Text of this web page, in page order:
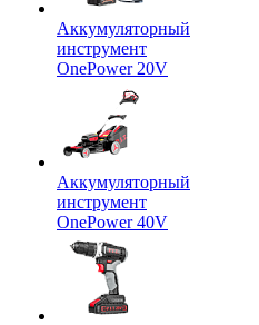
Аккумуляторный
инструмент
OnePower 20V
Аккумуляторный
инструмент
OnePower 40V